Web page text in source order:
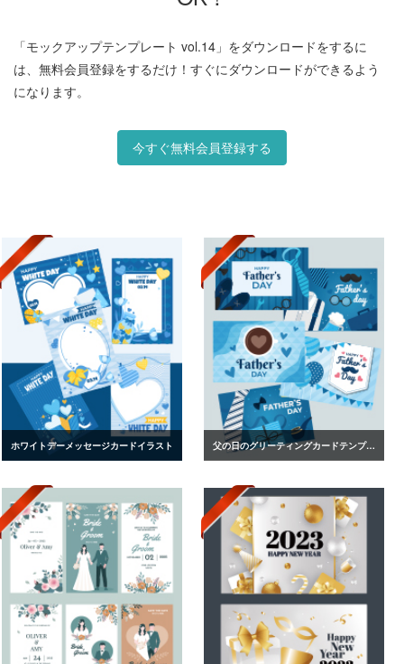
「モックアップテンプレート vol.14」をダウンロードをするに
は、無料会員登録をするだけ！すぐにダウンロードができるよう
になります。
今すぐ無料会員登録する
ホワイトデーメッセージカードイラスト 父の日のグリーティングカードテンプレート